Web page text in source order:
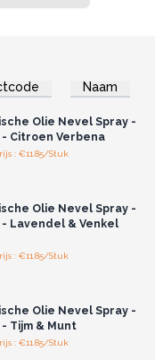
Naam
in of registreer u voor
Olie Nevel Spray -
- Citroen Verbena
: €11.85/Stuk
Olie Nevel Spray -
- Lavendel & Venkel
: €11.85/Stuk
Olie Nevel Spray -
- Tijm & Munt
: €11.85/Stuk